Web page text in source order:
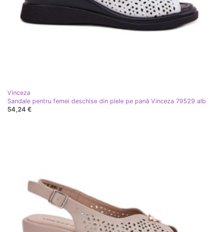
Vinceza
Sandale pentru femei deschise din piele pe pană Vinceza 79529 alb
54,24 €